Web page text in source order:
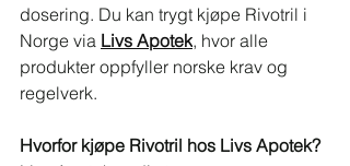
dosering. Du kan trygt kjøpe Rivotril i
Norge via Livs Apotek, hvor alle
produkter oppfyller norske krav og
regelverk.
Hvorfor kjøpe Rivotril hos Livs Apotek?